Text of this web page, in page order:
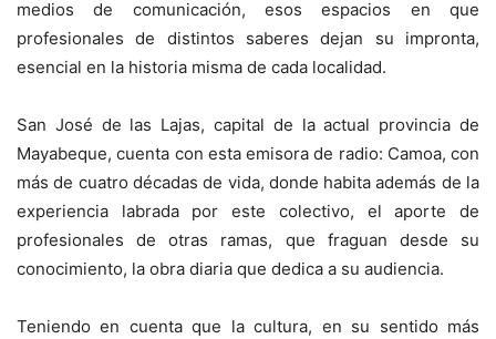
medios de comunicación, esos espacios en que
profesionales de distintos saberes dejan su impronta,
esencial en la historia misma de cada localidad.
San José de las Lajas, capital de la actual provincia de
Mayabeque, cuenta con esta emisora de radio: Camoa, con
más de cuatro décadas de vida, donde habita además de la
experiencia labrada por este colectivo, el aporte de
profesionales de otras ramas, que fraguan desde su
conocimiento, la obra diaria que dedica a su audiencia.
Teniendo en cuenta que la cultura, en su sentido más